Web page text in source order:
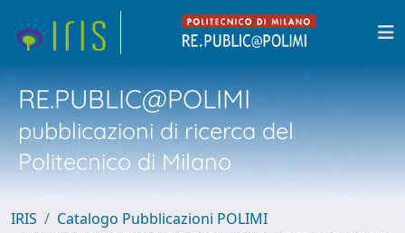
RE.PUBLIC@POLIMI
pubblicazioni di ricerca del
Politecnico di Milano
IRIS
Catalogo Pubblicazioni POLIMI